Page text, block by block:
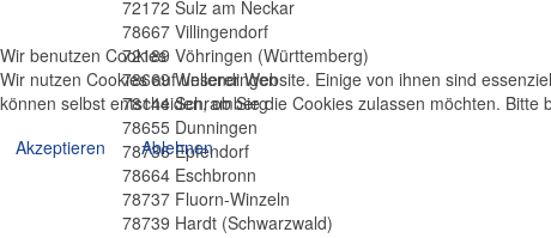
72172 Sulz am Neckar
78667 Villingendorf
72189 Vöhringen (Württemberg)
78669 Wellendingen
78144 Schramberg
78655 Dunningen
78736 Epfendorf
78664 Eschbronn
78737 Fluorn-Winzeln
78739 Hardt (Schwarzwald)
Wir benutzen Cookies
Wir nutzen Cookies auf unserer Website. Einige von ihnen sind
können selbst entscheiden, ob Sie die Cookies zulassen möchten.
Akzeptieren
Ablehnen